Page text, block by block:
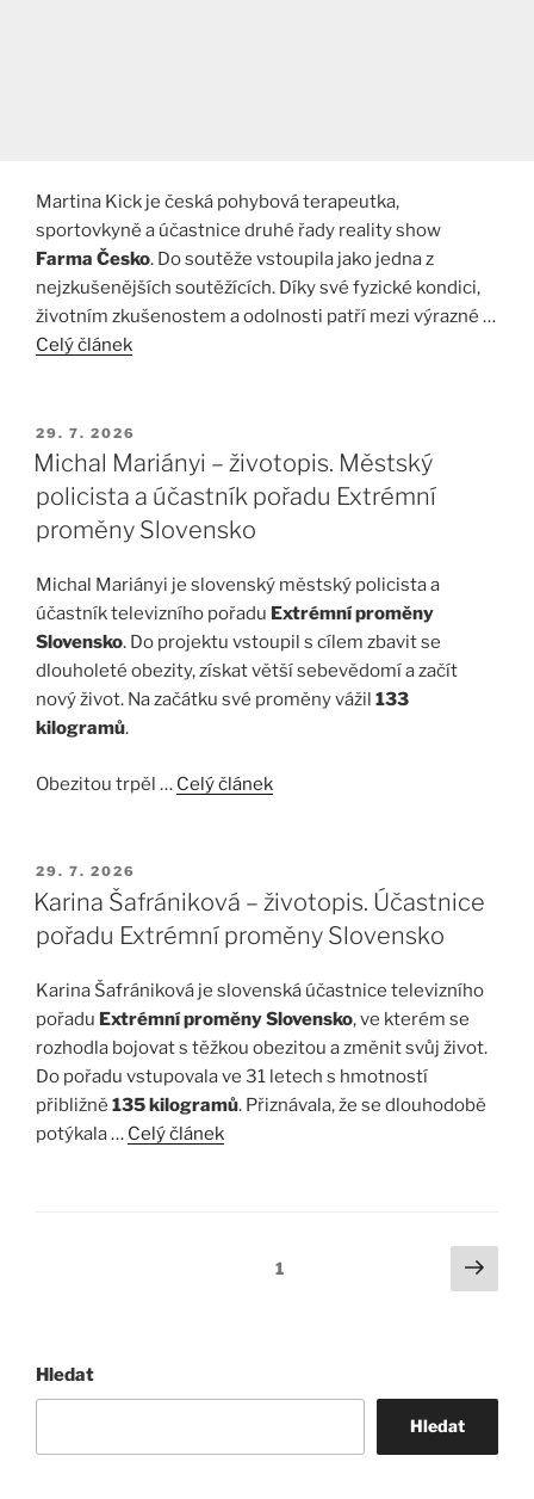
Martina Kick je česká pohybová terapeutka,
sportovkyně a účastnice druhé řady reality show
Farma Česko. Do soutěže vstoupila jako jedna z
nejzkušenějších soutěžících. Díky své fyzické kondici,
životním zkušenostem a odolnosti patří mezi výrazné …
Celý článek
PUBLIKOVÁNO
29. 7. 2026
Michal Mariányi – životopis. Městský
policista a účastník pořadu Extrémní
proměny Slovensko
Michal Mariányi je slovenský městský policista a
účastník televizního pořadu Extrémní proměny
Slovensko. Do projektu vstoupil s cílem zbavit se
dlouholeté obezity, získat větší sebevědomí a začít
nový život. Na začátku své proměny vážil 133
kilogramů.
Obezitou trpěl … Celý článek
PUBLIKOVÁNO
29. 7. 2026
Karina Šafrániková – životopis. Účastnice
pořadu Extrémní proměny Slovensko
Karina Šafrániková je slovenská účastnice televizního
pořadu Extrémní proměny Slovensko, ve kterém se
rozhodla bojovat s těžkou obezitou a změnit svůj život.
Do pořadu vstupovala ve 31 letech s hmotností
přibližně 135 kilogramů. Přiznávala, že se dlouhodobě
potýkala … Celý článek
Stránka:1
Další
Hledat
Hledat